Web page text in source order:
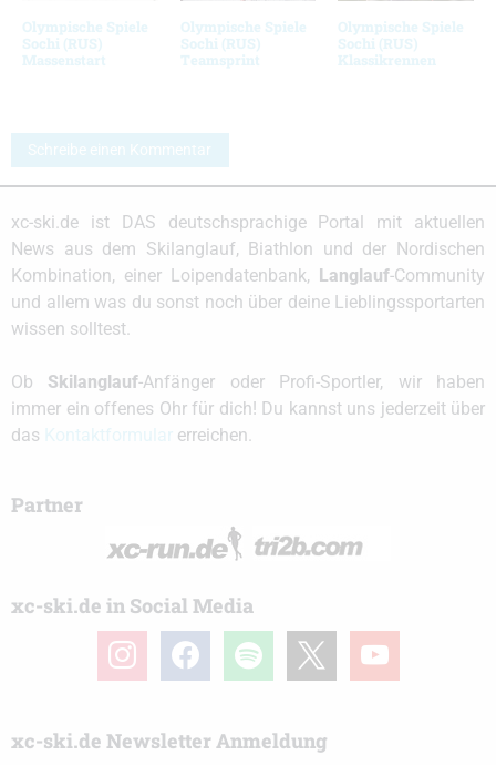
Olympische Spiele
Sochi (RUS)
Massenstart
Olympische Spiele
Sochi (RUS)
Teamsprint
Olympische Spiele
Sochi (RUS)
Klassikrennen
Schreibe einen Kommentar
xc-ski.de ist DAS deutschsprachige Portal mit aktuellen
News aus dem Skilanglauf, Biathlon und der Nordischen
Kombination, einer Loipendatenbank, Langlauf-Community
und allem was du sonst noch über deine Lieblingssportarten
wissen solltest.
Ob Skilanglauf-Anfänger oder Profi-Sportler, wir haben
immer ein offenes Ohr für dich! Du kannst uns jederzeit über
das
erreichen.
Partner
xc-ski.de in Social Media
instagramfacebook spotify youtube
xc-ski.de Newsletter Anmeldung